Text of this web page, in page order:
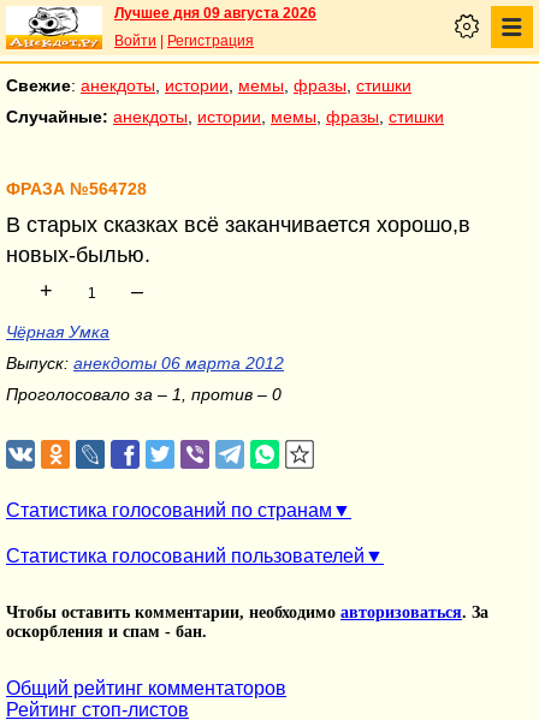
Лучшее дня 09 августа 2026
Войти
Регистрация
Свежие: анекдоты истории мемы фразы стишки
Случайные: анекдоты истории мемы фразы стишки
ФРАЗА №564728
В старых сказках всё заканчивается хорошо,в
новых-былью.
+
1 –
Чёрная Умка
Выпуск: анекдоты 06 марта 2012
Проголосовало за – 1, против – 0
Статистика голосований по странам
Статистика голосований пользователей
Чтобы оставить комментарии, необходимо авторизоваться. За
оскорбления и спам - бан.
Общий рейтинг комментаторов
Рейтинг стоп-листов